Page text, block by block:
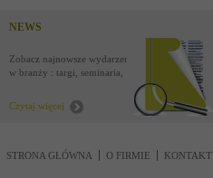
NEWS
Zobacz najnowsze wydarzenia
w branży : targi, seminaria,
Czytaj więcej
STRONA GŁÓWNA O FIRMIE KONTAKT